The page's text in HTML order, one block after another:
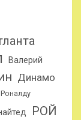
Валерий
Динамо
РОЙ